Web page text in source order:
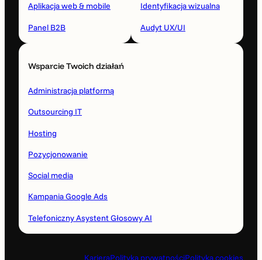
Aplikacja web & mobile
Panel B2B
Identyfikacja wizualna
Audyt UX/UI
Wsparcie Twoich działań
Administracja platformą
Outsourcing IT
Hosting
Pozycjonowanie
Social media
Kampania Google Ads
Telefoniczny Asystent Głosowy AI
KarieraPolityka prywatnościPolityka cookies